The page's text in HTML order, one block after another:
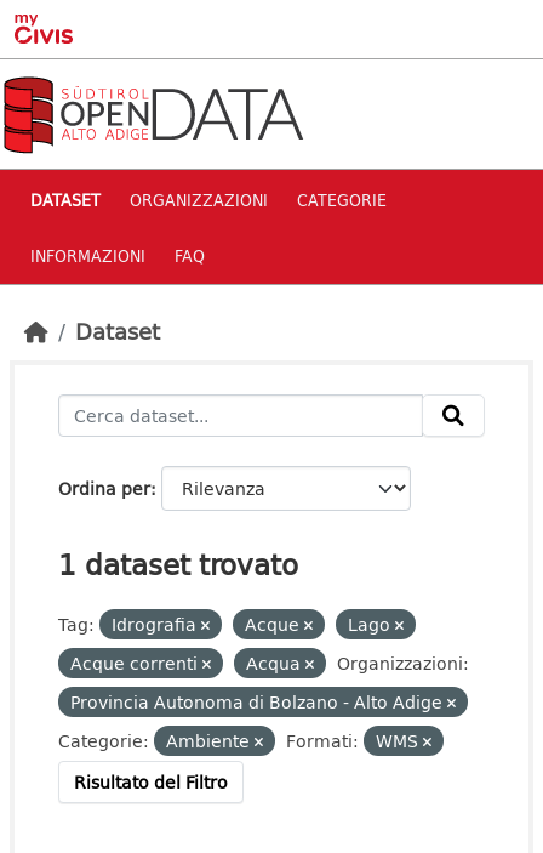
Skip to main content
DATASET ORGANIZZAZIONI CATEGORIE
INFORMAZIONI FAQ
Dataset
Ordina per
1 dataset trovato
Tag: Idrografia Acque
Lago
Acque correnti
Acqua
Organizzazioni:
Provincia Autonoma di Bolzano - Alto Adige
Categorie:
Ambiente Formati:
WMS
Risultato del Filtro